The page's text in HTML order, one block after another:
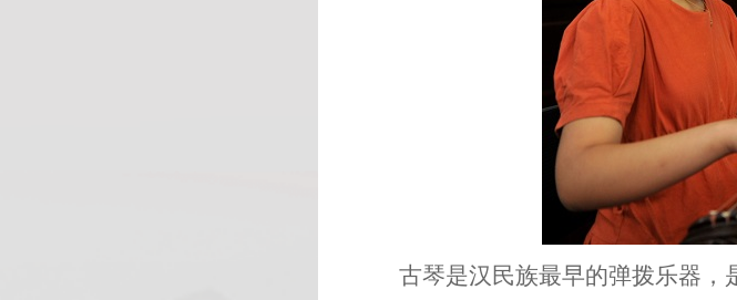
古琴是汉民族最早的弹拨乐器，